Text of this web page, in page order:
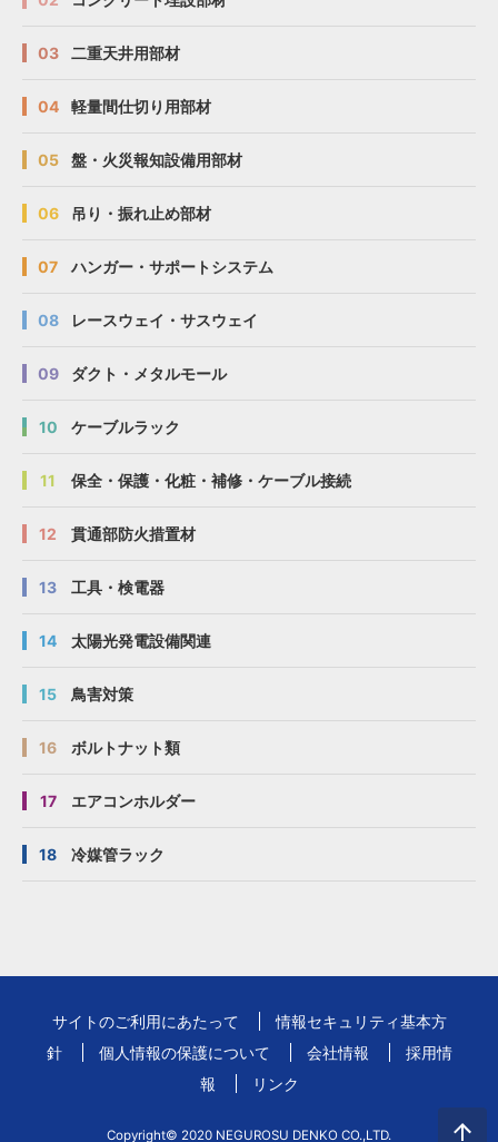
03 二重天井用部材
04 軽量間仕切り用部材
05 盤・火災報知設備用部材
06 吊り・振れ止め部材
07 ハンガー・サポートシステム
08 レースウェイ・サスウェイ
09 ダクト・メタルモール
10 ケーブルラック
11 保全・保護・化粧・補修・ケーブル接続
12 貫通部防火措置材
13 工具・検電器
14 太陽光発電設備関連
15 鳥害対策
16 ボルトナット類
17 エアコンホルダー
18 冷媒管ラック
サイトのご利用にあたって
情報セキュリティ基本方
針
個人情報の保護について 会社情報
採用情
報
リンク
Copyright© 2020 NEGUROSU DENKO CO.,LTD.